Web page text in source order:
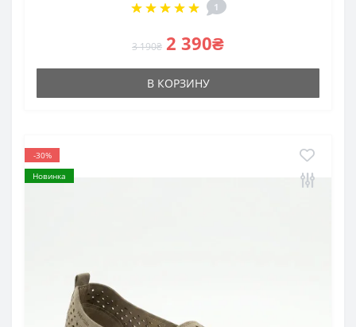
1
3 190₴ 2 390₴
В КОРЗИНУ
-30%
Новинка